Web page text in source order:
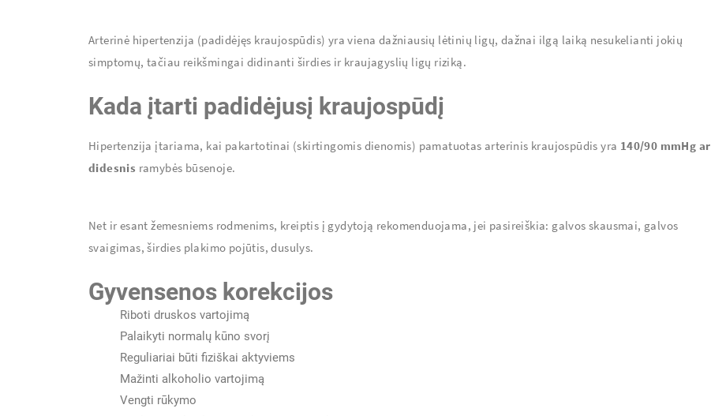
Arterinė hipertenzija (padidėjęs kraujospūdis) yra viena dažniausių lėtinių ligų, dažnai ilgą laiką nesukelianti jokių
simptomų, tačiau reikšmingai didinanti širdies ir kraujagyslių ligų riziką.
Kada įtarti padidėjusį kraujospūdį
Hipertenzija įtariama, kai pakartotinai (skirtingomis dienomis) pamatuotas arterinis kraujospūdis yra 140/90 mmHg ar
didesnis ramybės būsenoje.
Net ir esant žemesniems rodmenims, kreiptis į gydytoją rekomenduojama, jei pasireiškia: galvos skausmai, galvos
svaigimas, širdies plakimo pojūtis, dusulys.
Gyvensenos korekcijos
Riboti druskos vartojimą
Palaikyti normalų kūno svorį
Reguliariai būti fiziškai aktyviems
Mažinti alkoholio vartojimą
Vengti rūkymo